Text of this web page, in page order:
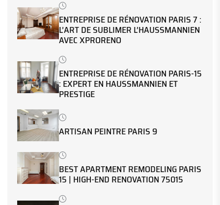
ENTREPRISE DE RÉNOVATION PARIS 7 :
L’ART DE SUBLIMER L’HAUSSMANNIEN
AVEC XPRORENO
ENTREPRISE DE RÉNOVATION PARIS-15
: EXPERT EN HAUSSMANNIEN ET
PRESTIGE
ARTISAN PEINTRE PARIS 9
BEST APARTMENT REMODELING PARIS
15 | HIGH-END RENOVATION 75015